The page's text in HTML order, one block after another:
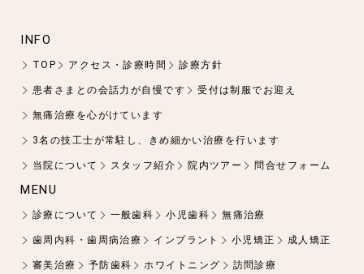
INFO
TOP アクセス・診療時間 診療方針
患者さまとの会話力が自慢です 受付は制服でお迎え
無痛治療を心がけています
3名の技工士が常駐し、きめ細かい治療を行います
当院について スタッフ紹介 院内ツアー 問合せフォーム
MENU
診療について 一般歯科 小児歯科 無痛治療
歯周内科・歯周病治療 インプラント 小児矯正 成人矯正
審美治療 予防歯科 ホワイトニング 訪問診療